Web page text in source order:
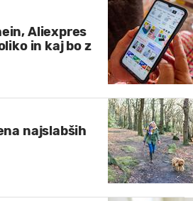
Aliexpres
in kaj bo z
najslabših